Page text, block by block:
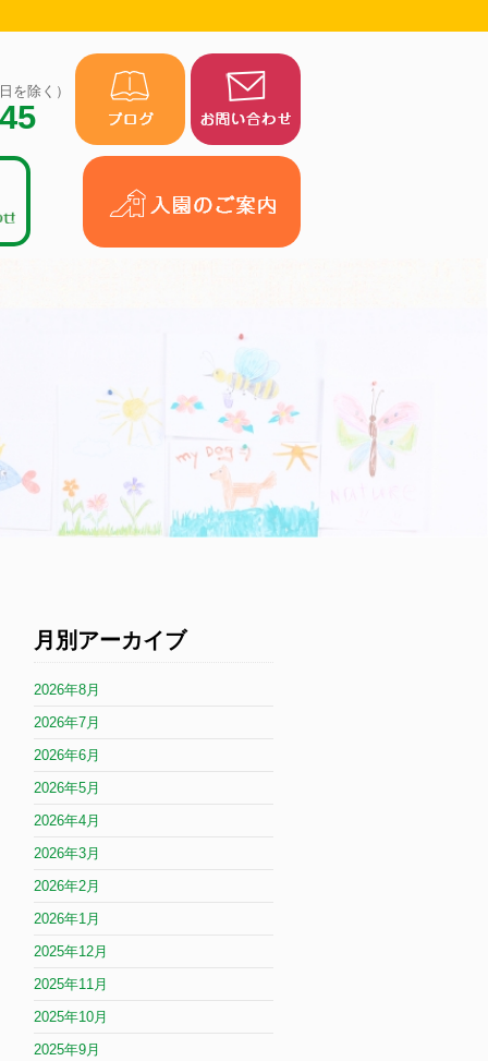
を除く）
月別アーカイブ
2026年8月
2026年7月
2026年6月
2026年5月
2026年4月
2026年3月
2026年2月
2026年1月
2025年12月
2025年11月
2025年10月
2025年9月